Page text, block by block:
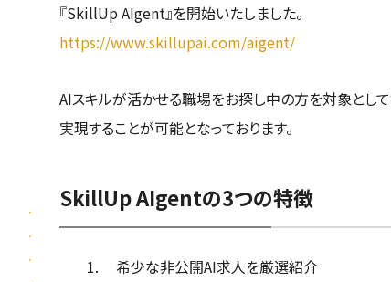
『SkillUp AIgent』を開始いたしました。
https://www.skillupai.com/aigent/
AIスキルが活かせる職場をお探し中の方を対象とし
実現することが可能となっております。
SkillUp AIgentの3つの特徴
希少な非公開AI求人を厳選紹介